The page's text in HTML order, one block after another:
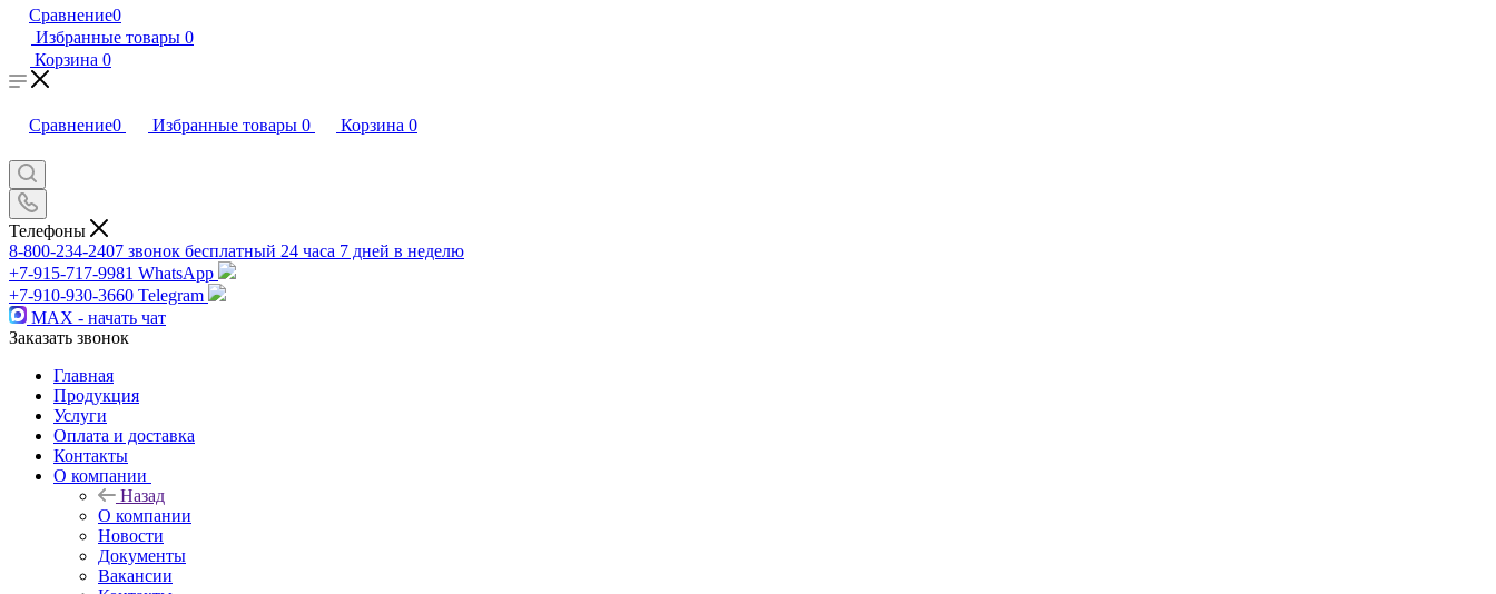
Сравнение0
Избранные товары 0
Корзина 0
Сравнение0 Избранные товары 0 Корзина 0
Телефоны
8-800-234-2407 звонок бесплатный 24 часа 7 дней в неделю
+7-915-717-9981 WhatsApp
+7-910-930-3660 Telegram
MAX - начать чат
Заказать звонок
Главная
Продукция
Услуги
Оплата и доставка
Контакты
О компании
Назад
О компании
Новости
Документы
Вакансии